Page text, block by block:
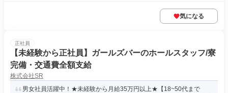
気になる
正社員
【未経験から正社員】ガールズバーのホールスタッフ/寮
完備・交通費全額支給
株式会社SR
男女社員活躍中！★未経験から月給35万円以上★【18~50代まで